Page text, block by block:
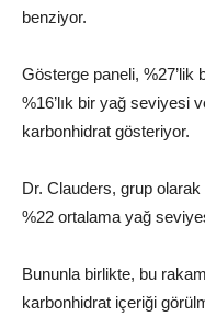
benziyor.
Gösterge paneli, %27’lik
%16’lık bir yağ seviyesi
karbonhidrat gösteriyor.
Dr. Clauders, grup
%22 ortalama yağ
Bununla birlikte, bu
karbonhidrat içeriği